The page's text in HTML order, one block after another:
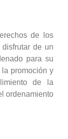
de los
de un
para su
promoción y
de la
ordenamiento